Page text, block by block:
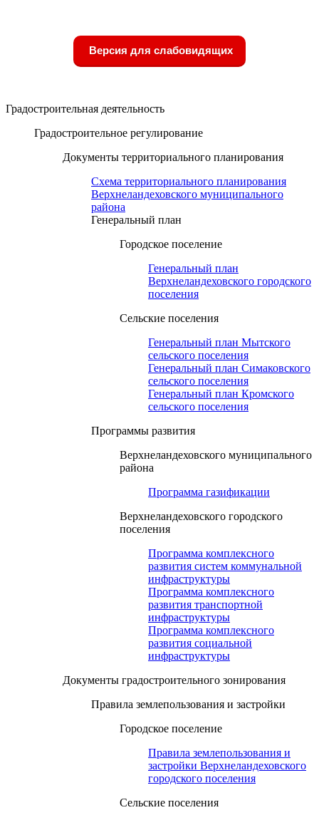
Версия для слабовидящих
Градостроительная деятельность
Градостроительное регулирование
Документы территориального планирования
Схема территориального планирования
Верхнеландеховского муниципального
района
Генеральный план
Городское поселение
Генеральный план
Верхнеландеховского городского
поселения
Сельские поселения
Генеральный план Мытского
сельского поселения
Генеральный план Симаковского
сельского поселения
Генеральный план Кромского
сельского поселения
Программы развития
Верхнеландеховского муниципального
района
Программа газификации
Верхнеландеховского городского
поселения
Программа комплексного
развития систем коммунальной
инфраструктуры
Программа комплексного
развития транспортной
инфраструктуры
Программа комплексного
развития социальной
инфраструктуры
Документы градостроительного зонирования
Правила землепользования и застройки
Городское поселение
Правила землепользования и
застройки Верхнеландеховского
городского поселения
Сельские поселения